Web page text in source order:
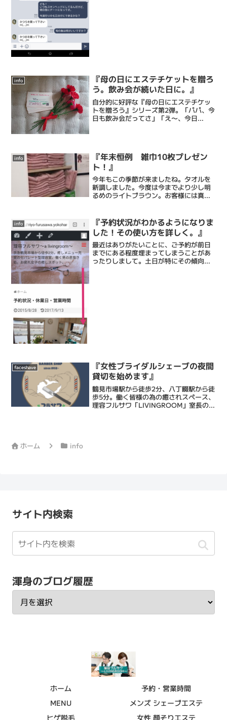
info
『母の日にエステチケットを贈ろ
う。飲み会が続いた日に。』
自分的に好評な『母の日にエステチケッ
トを贈ろう』シリーズ第2弾。「パパ、今
日も飲み会だってさ」「え〜、今日
info
『年末恒例 雑巾10枚プレゼン
ト！』
今年もこの季節が来ましたね。タオルを
新調しました。今度は今までより少し明
るめのライトブラウン。お客様には真新
ヤモヤっとしたもの・汚れっちまった悲
しみ、など不要なものを吸い...
info
『予約状況がわかるようになりま
した！その使い方を詳しく。』
最近はありがたいことに、ご予約が前日
までにある程度埋まってしまうことがあ
ったりしまして。土日が特にその傾向が
faceshave
『女性ブライダルシェーブの夜間
貸切を始めます』
鶴見市場駅から徒歩2分、八丁畷駅から徒
歩5分。働く皆様の為の癒されスペース、
理容フルサワ「LIVINGROOM」室長の古
ホーム
info
サイト内検索
渾身のブログ履歴
ホーム
予約・営業時間
MENU
メンズ シェーブエステ
ヒゲ脱毛
女性 顔そりエステ